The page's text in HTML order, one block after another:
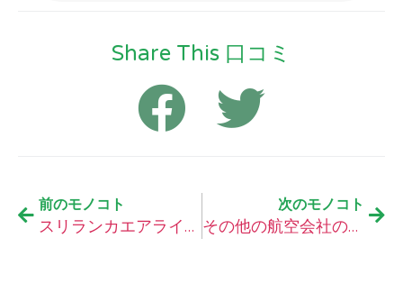
Share This 口コミ
前のモノコト
スリランカエアラインの口コミ
次のモノコト
その他の航空会社の口コミ